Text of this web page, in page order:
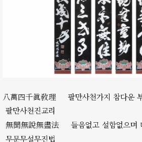
八萬四千眞敎理
팔만사천가지 참다운
팔만사천진교리
無聞無說無盡法
들음없고 설함없으며
무문무설무진법